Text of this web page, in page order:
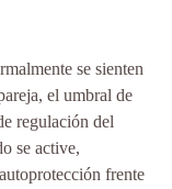
se sienten
el umbral de
regulación del
se active,
frente